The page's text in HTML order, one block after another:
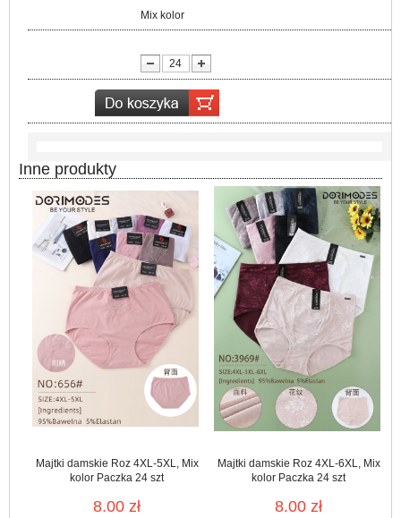
Mix kolor
Inne produkty
Majtki damskie Roz 4XL-5XL, Mix
kolor Paczka 24 szt
8.00 zł
Majtki damskie Roz 4XL-6XL, Mix
kolor Paczka 24 szt
8.00 zł